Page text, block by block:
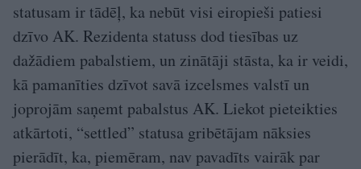
statusam ir tādēļ, ka nebūt visi eiropieši patiesi
dzīvo AK. Rezidenta statuss dod tiesības uz
dažādiem pabalstiem, un zinātāji stāsta, ka ir veidi,
kā pamanīties dzīvot savā izcelsmes valstī un
joprojām saņemt pabalstus AK. Liekot pieteikties
atkārtoti, “settled” statusa gribētājam nāksies
pierādīt, ka, piemēram, nav pavadīts vairāk par